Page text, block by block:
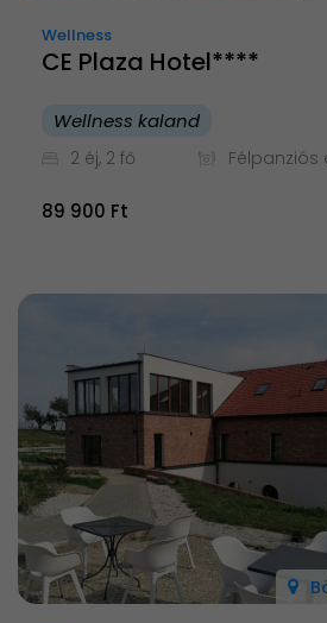
Wellness
CE Plaza Hotel****
Wellness kaland
2 éj, 2 fő Félpanziós
89 900 Ft